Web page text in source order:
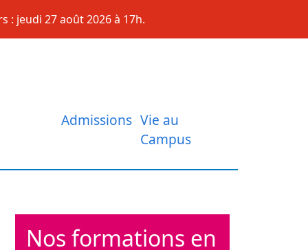
: jeudi 27 août 2026 à 17h.
Admissions Vie au
Campus
Nos formations en